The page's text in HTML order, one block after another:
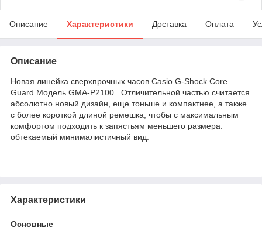
Описание Характеристики Доставка Оплата
Описание
Новая линейка сверхпрочных часов Casio G-Shock Core
Guard Модель GMA-P2100 . Отличительной частью считается
абсолютно новый дизайн, еще тоньше и компактнее, а также
с более короткой длиной ремешка, чтобы с максимальным
комфортом подходить к запястьям меньшего размера.
обтекаемый минималистичный вид.
Характеристики
Основные